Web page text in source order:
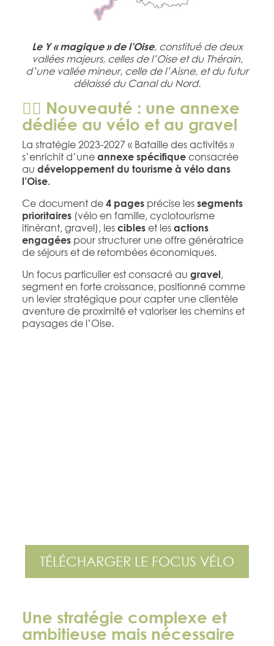
Le Y « magique » de l’Oise, constitué de deux
vallées majeurs, celles de l’Oise et du Thérain,
d’une vallée mineur, celle de l’Aisne, et du futur
délaissé du Canal du Nord.
🚴‍♂️ Nouveauté : une annexe
dédiée au vélo et au gravel
La stratégie 2023-2027 « Bataille des activités »
s’enrichit d’une annexe spécifiqueconsacrée
au développement du tourisme à vélo dans
l’Oise.
Ce document de 4 pagesprécise les segments
prioritaires(vélo en famille, cyclotourisme
itinérant, gravel), les cibleset les actions
engagéespour structurer une offre génératrice
de séjours et de retombées économiques.
Un focus particulier est consacré au gravel,
segment en forte croissance, positionné comme
un levier stratégique pour capter une clientèle
aventure de proximité et valoriser les chemins et
paysages de l’Oise.
TÉLÉCHARGER LE FOCUS VÉLO
Une stratégie complexe et
ambitieuse mais nécessaire